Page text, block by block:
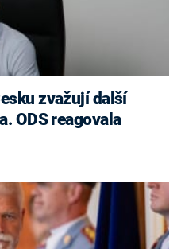
ODS reagovala